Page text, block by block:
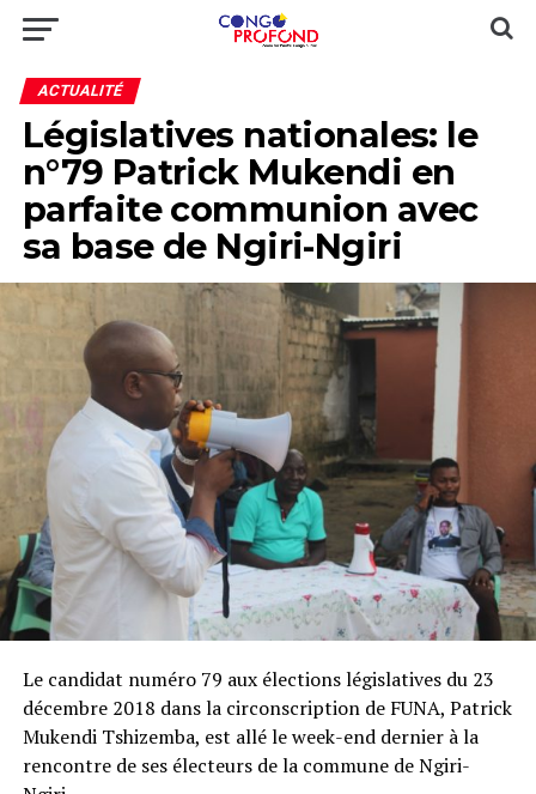
ACTUALITÉ
Législatives nationales: le
n°79 Patrick Mukendi en
parfaite communion avec
sa base de Ngiri-Ngiri
Le candidat numéro 79 aux élections législatives du 23
décembre 2018 dans la circonscription de FUNA, Patrick
Mukendi Tshizemba, est allé le week-end dernier à la
rencontre de ses électeurs de la commune de Ngiri-